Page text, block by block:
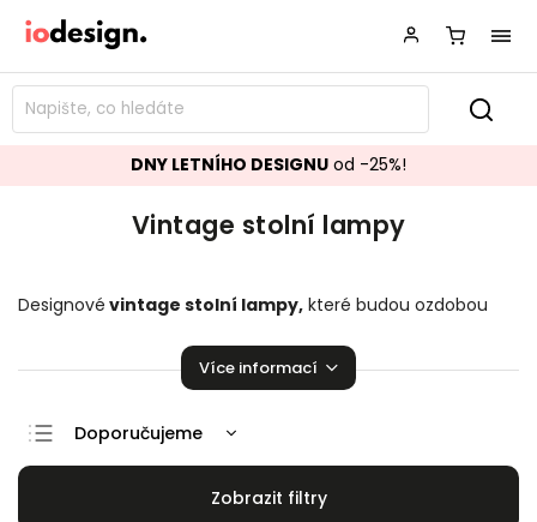
DNY LETNÍHO DESIGNU od -25%!
Vintage stolní lampy
Designové vintage stolní lampy, které budou ozdobou
Více informací
Doporučujeme
Nejlevnější